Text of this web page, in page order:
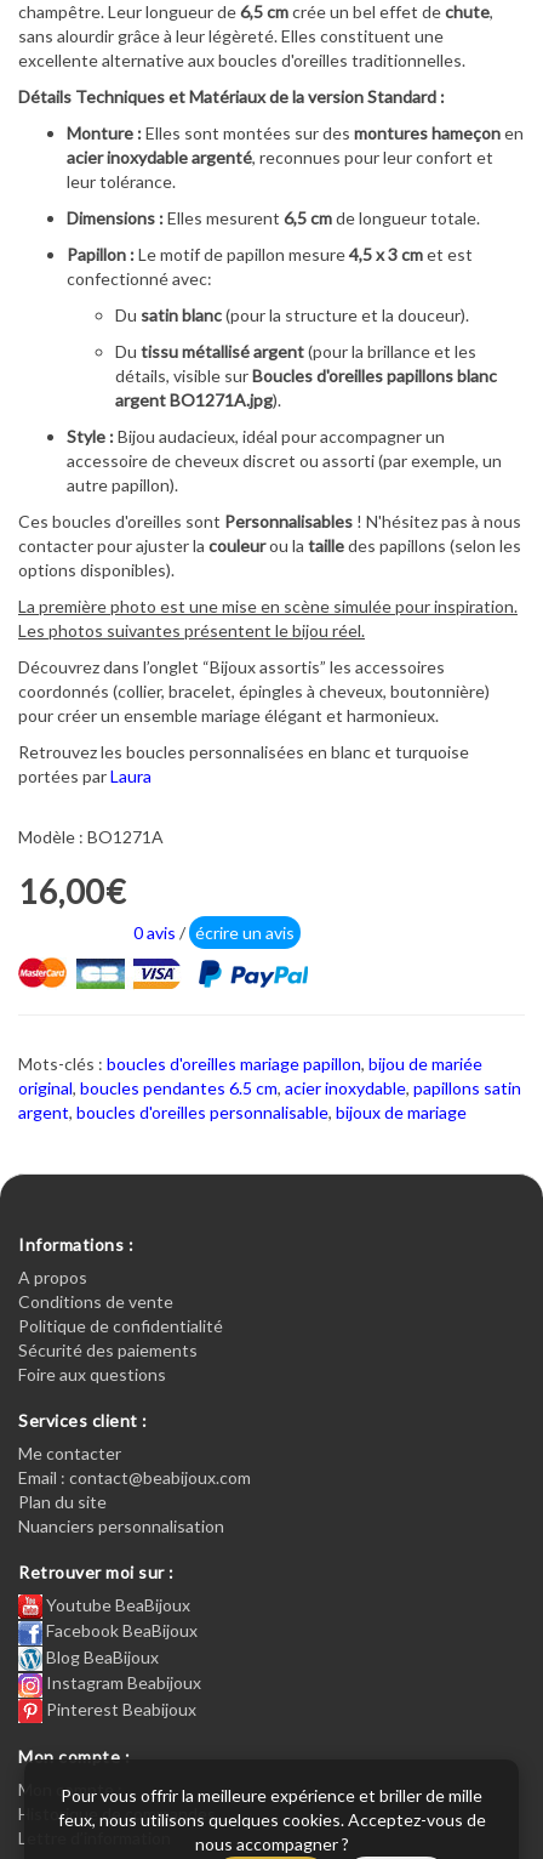
champêtre. Leur longueur de6,5 cmcrée un bel effet dechute,
sans alourdir grâce à leur légèreté. Elles constituent une
excellente alternative aux boucles d'oreilles traditionnelles.
Détails Techniques et Matériaux de la version Standard :
Monture :Elles sont montées sur des montures hameçonen
acier inoxydable argenté, reconnues pour leur confort et
leur tolérance.
Dimensions :Elles mesurent 6,5 cmde longueur totale.
Papillon :Le motif de papillon mesure4,5 x 3 cmet est
confectionné avec:
Du satin blanc(pour la structure et la douceur).
Du tissu métallisé argent(pour la brillance et les
détails, visible surBoucles d'oreilles papillons blanc
argent BO1271A.jpg).
Style :Bijou audacieux, idéal pour accompagner un
accessoire de cheveux discret ou assorti (par exemple, un
autre papillon).
Ces boucles d'oreilles sont Personnalisables ! N'hésitez pas à nous
contacter pour ajuster la couleurou la tailledes papillons (selon les
options disponibles).
La première photo est une mise en scène simulée pour inspiration.
Les photos suivantes présentent le bijou réel.
Découvrez dans l’onglet “Bijoux assortis” les accessoires
coordonnés (collier, bracelet, épingles à cheveux, boutonnière)
pour créer un ensemble mariage élégant et harmonieux.
Retrouvez les boucles personnalisées en blanc et turquoise
portées parLaura
Modèle : BO1271A
16,00€
0 avis / écrire un avis
Mots-clés : boucles d'oreilles mariage papillon, bijou de mariée
original, boucles pendantes 6.5 cm, acier inoxydable, papillons satin
argent, boucles d'oreilles personnalisable, bijoux de mariage
Informations :
A propos
Conditions de vente
Politique de confidentialité
Sécurité des paiements
Foire aux questions
Services client :
Me contacter
Email : contact@beabijoux.com
Plan du site
Nuanciers personnalisation
Retrouver moi sur :
Youtube BeaBijoux
Facebook BeaBijoux
Blog BeaBijoux
Instagram Beabijoux
Pinterest Beabijoux
Mon compte :
Mon compte :
Historique de commandes
Lettre d’information
Pour vous offrir la meilleure expérience et briller de mille
feux, nous utilisons quelques cookies. Acceptez-vous de
nous accompagner ?